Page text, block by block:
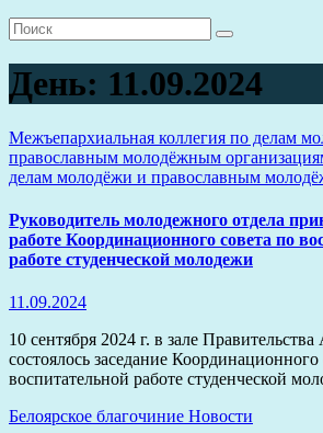
День: 11.09.2024
Межъепархиальная коллегия по делам
православным молодёжным
делам молодёжи и православным
Руководитель молодежного отдела
работе Координационного совета по
работе студенческой молодежи
11.09.2024
10 сентября 2024 г. в зале Правительства
состоялось заседание Координационного
воспитательной работе студенческой
Белоярское благочиние Новости